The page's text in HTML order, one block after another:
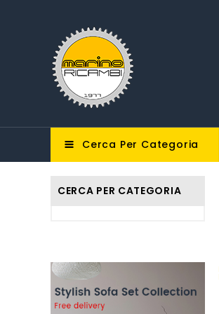
Cerca Per Categoria
CERCA PER CATEGORIA